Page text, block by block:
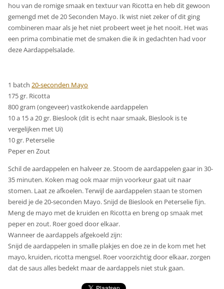
hou van de romige smaak en textuur van Ricotta en heb dit gewoon
gemengd met de 20 Seconden Mayo. Ik wist niet zeker of dit ging
combineren maar als je het niet probeert weet je het nooit. Het was
een prima combinatie met de smaken die ik in gedachten had voor
deze Aardappelsalade.
1 batch 20-seconden Mayo
175 gr. Ricotta
800 gram (ongeveer) vastkokende aardappelen
10 a 15 a 20 gr. Bieslook (dit is echt naar smaak, Bieslook is te
vergelijken met Ui)
10 gr. Peterselie
Peper en Zout
Schil de aardappelen en halveer ze. Stoom de aardappelen gaar in 30-
35 minuten. Koken mag ook maar mijn voorkeur gaat uit naar
stomen. Laat ze afkoelen. Terwijl de aardappelen staan te stomen
bereid je de 20-seconden Mayo. Snijd de Bieslook en Peterselie fijn.
Meng de mayo met de kruiden en Ricotta en breng op smaak met
peper en zout. Roer goed door elkaar.
Wanneer de aardappels afgekoeld zijn:
Snijd de aardappelen in smalle plakjes en doe ze in de kom met het
mayo, kruiden, ricotta mengsel. Roer voorzichtig door elkaar, zorgen
dat de saus alles bedekt maar de aardappels niet stuk gaan.